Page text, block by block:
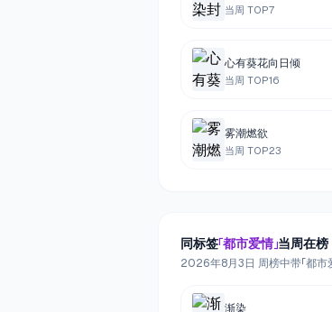
当周 TOP7
心有葵花向日倾
当周 TOP16
雾潮燃欲
当周 TOP23
同标签「都市爱情」当周在榜
2026年8月3日 周榜中带「都市
渐染